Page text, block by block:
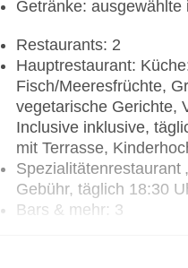
Getränke:
Restaurants: 2
Hauptrestaurant:
Fisch/Meeresfrüchte,
vegetarische Gerichte,
Inclusive inklusive,
mit Terrasse,
Spezialitätenrestaurant
Gebühr, täglich 18:30
Bars & mehr: 3